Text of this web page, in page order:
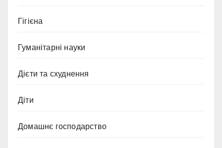
Гігієна
Гуманітарні науки
Дієти та схуднення
Діти
Домашнє господарство